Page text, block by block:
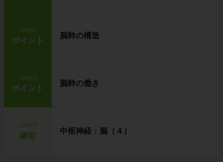
step2
ポイント
脳幹の構造
step3
ポイント
脳幹の働き
練習
中枢神経：脳（４）